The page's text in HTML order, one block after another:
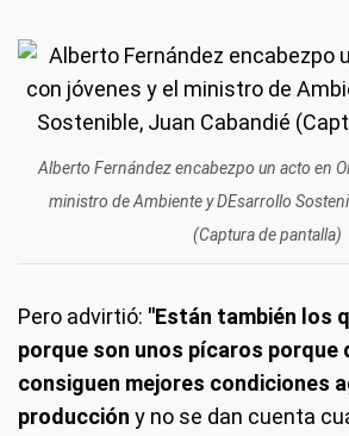
Alberto Fernández encabezpo un acto en
ministro de Ambiente y DEsarrollo
(Captura de pantalla)
Pero advirtió: "Están también los
porque son unos pícaros porque
consiguen mejores condiciones
producción y no se dan cuenta